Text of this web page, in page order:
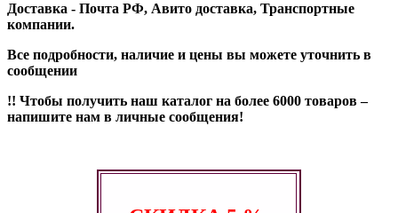
Доставка - Почта РФ, Авито доставка, Транспортные
компании.
Все подробности, наличие и цены вы можете уточнить в
сообщении
!! Чтобы получить наш каталог на более 6000 товаров –
напишите нам в личные сообщения!